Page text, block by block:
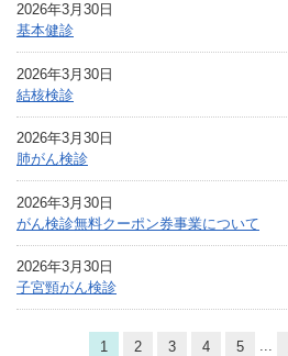
2026年3月30日
基本健診
2026年3月30日
結核検診
2026年3月30日
肺がん検診
2026年3月30日
がん検診無料クーポン券事業について
2026年3月30日
子宮頸がん検診
1 2 3 4 5